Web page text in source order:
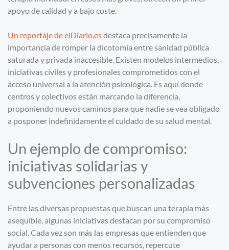
apoyo de calidad y a bajo coste.
Un reportaje de elDiario.esdestaca precisamente la
importancia de romper la dicotomía entre sanidad pública
saturada y privada inaccesible. Existen modelos intermedios,
iniciativas civiles y profesionales comprometidos con el
acceso universal a la atención psicológica. Es aquí donde
centros y colectivos están marcando la diferencia,
proponiendo nuevos caminos para que nadie se vea obligado
a posponer indefinidamente el cuidado de su salud mental.
Un ejemplo de compromiso:
iniciativas solidarias y
subvenciones personalizadas
Entre las diversas propuestas que buscan una terapia más
asequible, algunas iniciativas destacan por su compromiso
social. Cada vez son más las empresas que entienden que
ayudar a personas con menos recursos, repercute